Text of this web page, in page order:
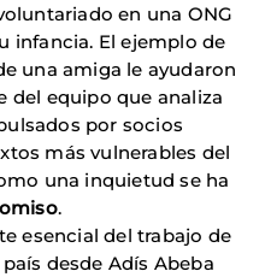
en una ONG
infancia. El ejemplo de
una amiga le ayudaron
del equipo que analiza
por socios
más vulnerables del
una inquietud se ha
.
esencial del trabajo de
desde Adís Abeba